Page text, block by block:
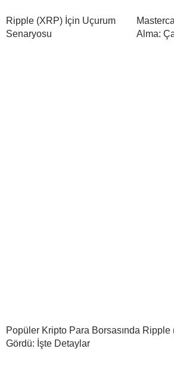
Ripple (XRP) İçin Uçurum
Senaryosu
Alma:
Popüler Kripto Para Borsasında Ripple
Gördü: İşte Detaylar